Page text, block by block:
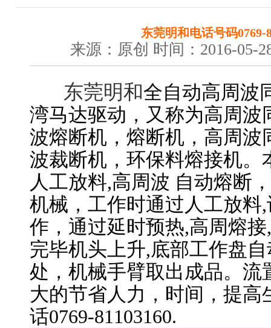
东莞明和电话号码0769-
来源：原创 时间：2016-05-
东莞明和全自动高周波
湾马达驱动，又称为高周波
波熔断机，熔断机，高周波
波裁断机，环保料熔接机。
人工放料,高周波 自动熔断
机械，工作时通过人工放料
作，通过延时预热,高周熔
完毕机头上升,底部工作盘
处，机械手臂取出成品。流
大的节省人力，时间，提高
话0769-81103160.